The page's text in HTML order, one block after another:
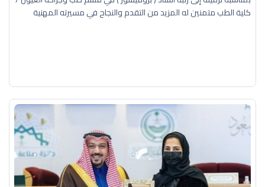
كلية الطب متمنين له المزيد من التقدم والنجاح في مسيرته المهنية